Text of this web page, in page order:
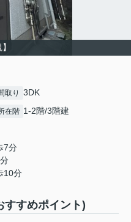
取り 3DK
在階 1-2階/3階建
7分
10分
すすめポイント)